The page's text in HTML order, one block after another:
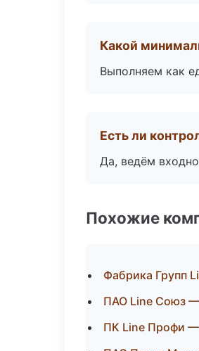
Какой
Выполняем как
Есть ли
Да, ведём
Похожие
Фабрика Групп
ПАО Line Союз
ПК Line Профи —